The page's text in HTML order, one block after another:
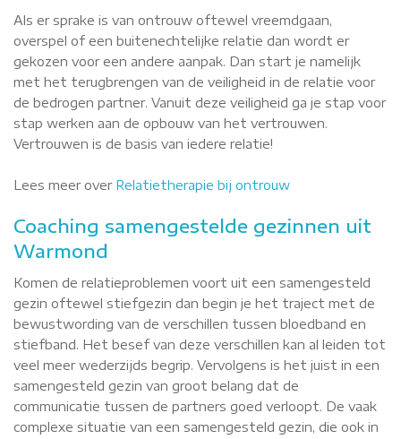
Als er sprake is van ontrouw oftewel vreemdgaan,
overspel of een buitenechtelijke relatie dan wordt er
gekozen voor een andere aanpak. Dan start je namelijk
met het terugbrengen van de veiligheid in de relatie voor
de bedrogen partner. Vanuit deze veiligheid ga je stap voor
stap werken aan de opbouw van het vertrouwen.
Vertrouwen is de basis van iedere relatie!
Lees meer over Relatietherapie bij ontrouw
Coaching samengestelde gezinnen uit
Warmond
Komen de relatieproblemen voort uit een samengesteld
gezin oftewel stiefgezin dan begin je het traject met de
bewustwording van de verschillen tussen bloedband en
stiefband. Het besef van deze verschillen kan al leiden tot
veel meer wederzijds begrip. Vervolgens is het juist in een
samengesteld gezin van groot belang dat de
communicatie tussen de partners goed verloopt. De vaak
complexe situatie van een samengesteld gezin, die ook in